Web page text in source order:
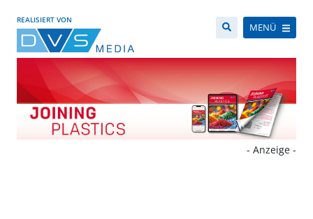
REALISIERT VON
MENÜ
- Anzeige -